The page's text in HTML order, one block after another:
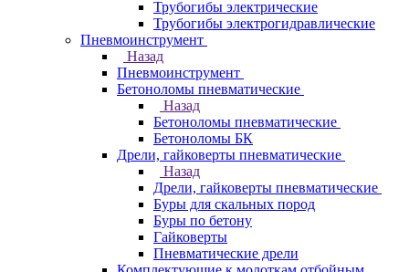
Трубогибы электрические
Трубогибы электрогидравлические
Пневмоинструмент
Назад
Пневмоинструмент
Бетоноломы пневматические
Назад
Бетоноломы пневматические
Бетоноломы БК
Дрели, гайковерты пневматические
Назад
Дрели, гайковерты пневматические
Буры для скальных пород
Буры по бетону
Гайковерты
Пневматические дрели